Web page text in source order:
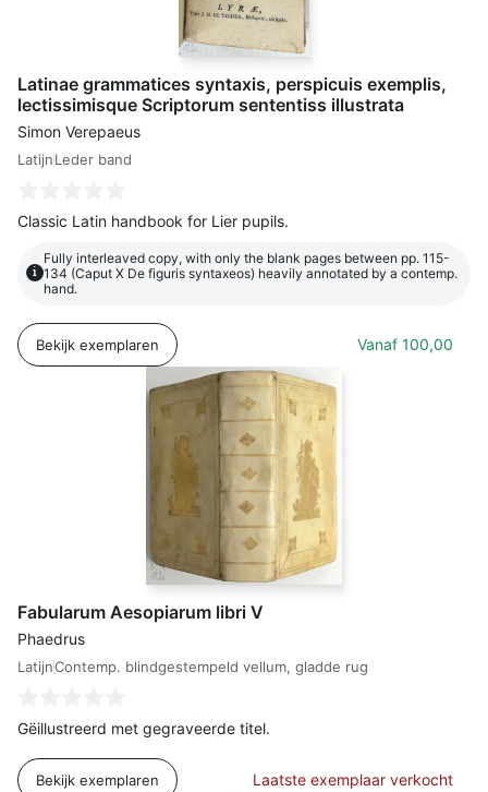
Latinae grammatices syntaxis, perspicuis exemplis,
lectissimisque Scriptorum sententiss illustrata
Simon Verepaeus
LatijnLeder band
Classic Latin handbook for Lier pupils.
i
Fully interleaved copy, with only the blank pages between pp. 115-
134 (Caput X De figuris syntaxeos) heavily annotated by a contemp.
hand.
Vanaf 100,00
Bekijk exemplaren
Fabularum Aesopiarum libri V
Phaedrus
LatijnContemp. blindgestempeld vellum, gladde rug
Gëillustreerd met gegraveerde titel.
Laatste exemplaar verkocht
Bekijk exemplaren